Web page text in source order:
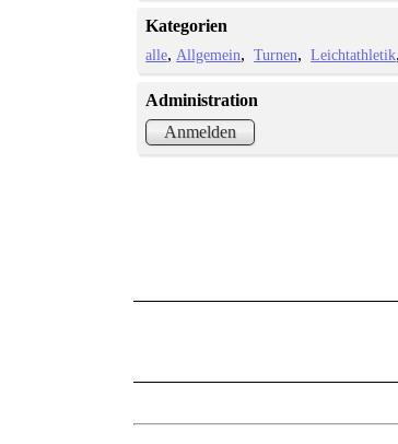
Kategorien
alle Allgemein Turnen Leichtathletik
Administration
Anmelden